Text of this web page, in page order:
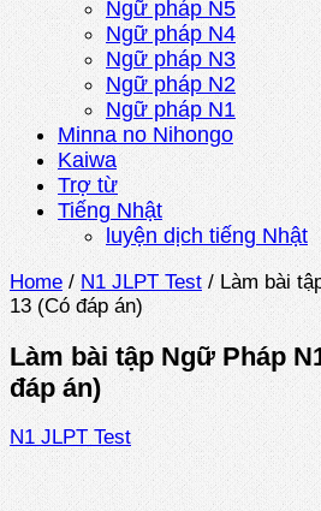
Ngữ pháp N5
Ngữ pháp N4
Ngữ pháp N3
Ngữ pháp N2
Ngữ pháp N1
Minna no Nihongo
Kaiwa
Trợ từ
Tiếng Nhật
luyện dịch tiếng Nhật
Home / N1 JLPT Test / Làm bài
13 (Có đáp án)
Làm bài tập Ngữ Pháp
đáp án)
N1 JLPT Test